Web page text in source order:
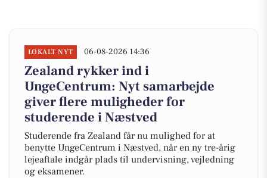
LOKALT NYT 06-08-2026 14:36
Zealand rykker ind i
UngeCentrum: Nyt samarbejde
giver flere muligheder for
studerende i Næstved
Studerende fra Zealand får nu mulighed for at
benytte UngeCentrum i Næstved, når en ny tre-årig
lejeaftale indgår plads til undervisning, vejledning
og eksamener.